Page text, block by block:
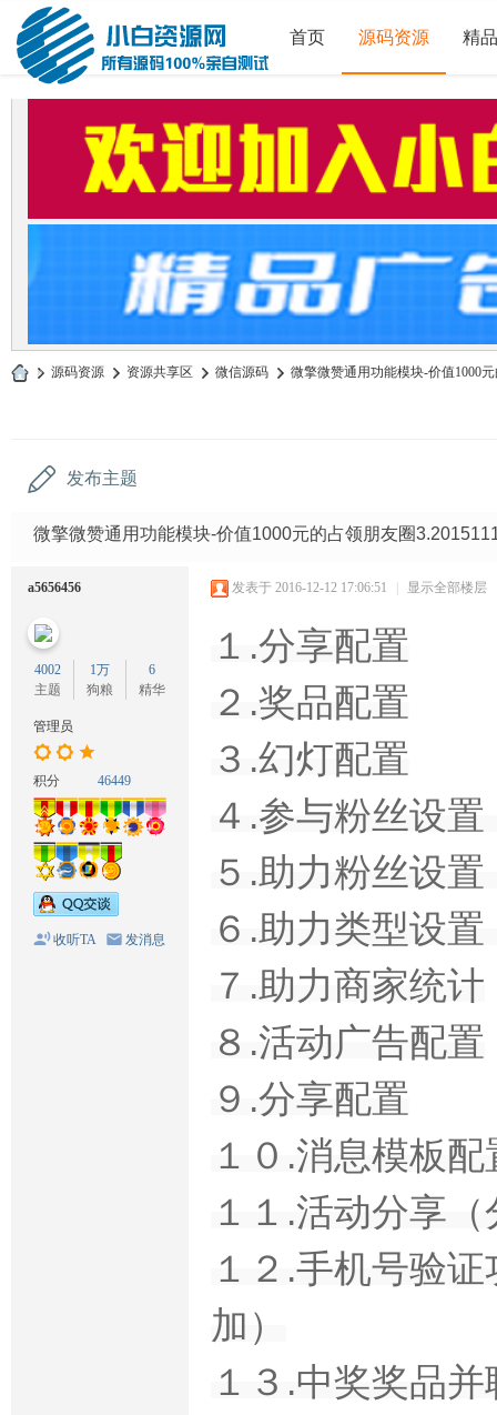
首页 源码资源 精
» 源码资源 › 资源共享区 › 微信源码 › 微擎微赞通用功能模块-价值1000
发布主题
微擎微赞通用功能模块-价值1000元的占领朋友圈
a5656456
4002
主题
1万
狗粮
6
精华
管理员
积分 46449
收听TA 发消息
发表于 2016-12-12 17:06:51 | 显示全部楼层
１.分享配置
２.奖品配置
３.幻灯配置
４.参与粉丝设
５.助力粉丝设
６.助力类型设
７.助力商家统计
８.活动广告配置
９.分享配置
１０.消息模板
１１.活动分享
１２.手机号验
加）
１３.中奖奖品